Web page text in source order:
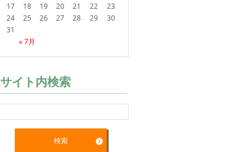
« 7月
17
18 19 20 21 22
23
24
25 26 27 28 29
30
31
サイト内検索